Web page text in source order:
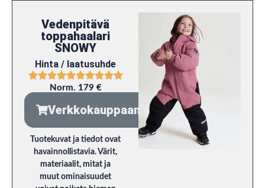
Vedenpitävä
toppahaalari
SNOWY
Hinta / laatusuhde
Norm. 179 €
Verkkokauppaan
Tuotekuvat ja tiedot ovat
havainnollistavia. Värit,
materiaalit, mitat ja
muut ominaisuudet